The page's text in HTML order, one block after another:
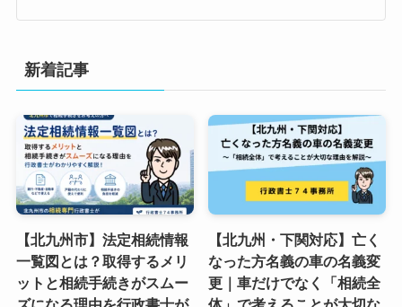
新着記事
【北九州市】法定相続情報
一覧図とは？取得するメリ
ットと相続手続きがスムー
【北九州・下関対応】亡く
なった方名義の車の名義変
更｜車だけでなく「相続全